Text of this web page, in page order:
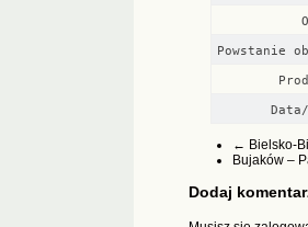
Powstanie
← Bielsko-
Bujaków –
Dodaj